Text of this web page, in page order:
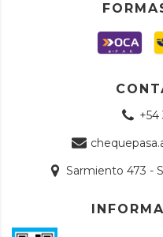
+54
Sarmiento 473 -